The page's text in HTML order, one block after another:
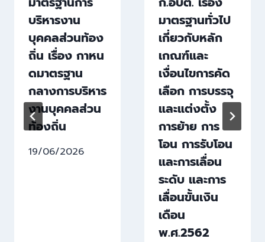
บริหารงาน
บุคคลส่วนท้อง
ถิ่น เรื่อง กาหน
ดมาตรฐาน
กลางการบริหาร
งานบุคคลส่วน
ท้องถิ่น
19/06/2026
มาตรฐานทั่วไป
เกี่ยวกับหลัก
เกณฑ์และ
เงื่อนไขการคัด
เลือก การบรรจุ
และแต่งตั้ง
การย้าย การ
โอน การรับโอน
และการเลื่อน
ระดับ และการ
เลื่อนขั้นเงิน
เดือน
พ.ศ.2562